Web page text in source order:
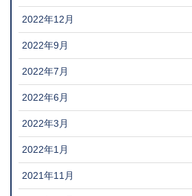
2022年12月
2022年9月
2022年7月
2022年6月
2022年3月
2022年1月
2021年11月